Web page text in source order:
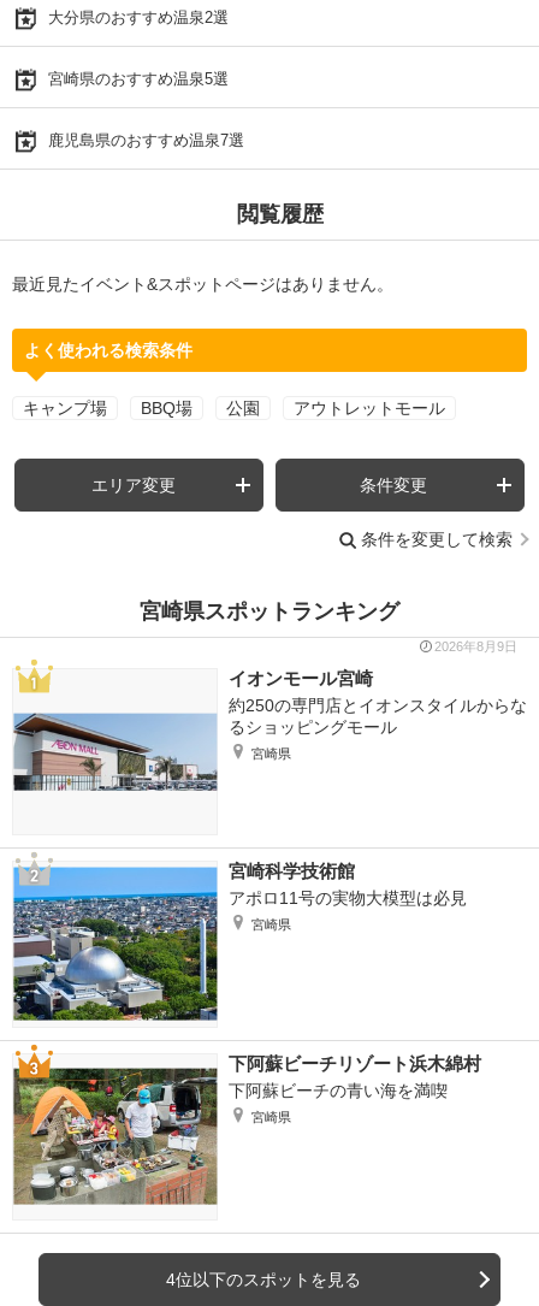
大分県のおすすめ温泉2選
宮崎県のおすすめ温泉5選
鹿児島県のおすすめ温泉7選
閲覧履歴
最近見たイベント&スポットページはありません。
よく使われる検索条件
キャンプ場 BBQ場 公園 アウトレットモール
エリア変更 条件変更
条件を変更して検索
宮崎県スポットランキング
2026年8月9日
イオンモール宮崎
約250の専門店とイオンスタイルからな
るショッピングモール
宮崎県
宮崎科学技術館
アポロ11号の実物大模型は必見
宮崎県
下阿蘇ビーチリゾート浜木綿村
下阿蘇ビーチの青い海を満喫
宮崎県
4位以下のスポットを見る